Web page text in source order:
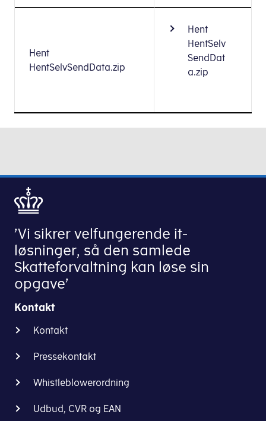
Hent
HentSelvSendData.zip
Hent
HentSelv
SendDat
a.zip
’Vi sikrer velfungerende it-
løsninger, så den samlede
Skatteforvaltning kan løse sin
opgave’
Kontakt
Kontakt
Pressekontakt
Whistleblowerordning
Udbud, CVR og EAN